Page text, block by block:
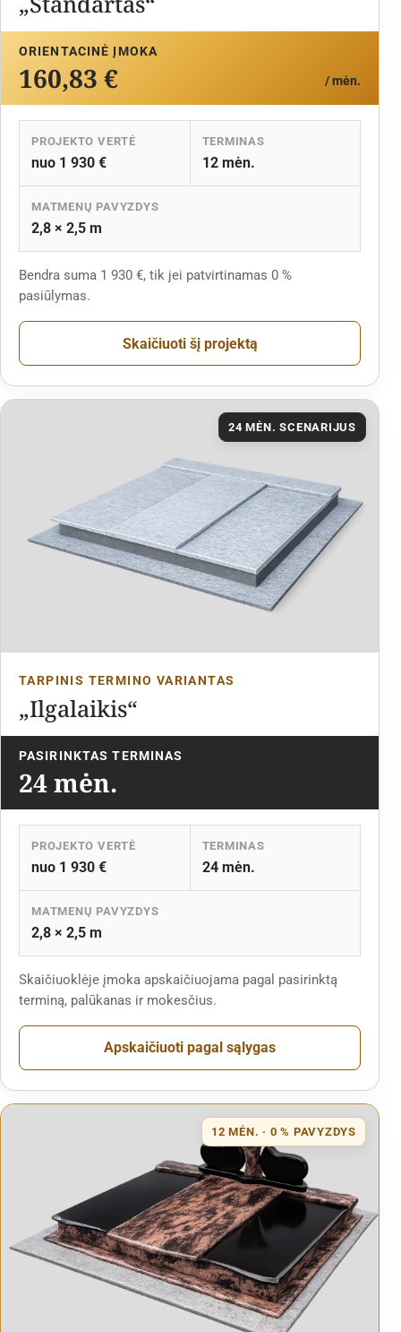
ORIENTACINĖ ĮMOKA
160,83 € / mėn.
PROJEKTO VERTĖ
nuo 1 930 €
TERMINAS
12 mėn.
MATMENŲ PAVYZDYS
2,8 × 2,5 m
Bendra suma 1 930 €, tik jei patvirtinamas 0 %
pasiūlymas.
Skaičiuoti šį projektą
24 MĖN. SCENARIJUS
TARPINIS TERMINO VARIANTAS
„Ilgalaikis“
PASIRINKTAS TERMINAS
24 mėn.
PROJEKTO VERTĖ
nuo 1 930 €
TERMINAS
24 mėn.
MATMENŲ PAVYZDYS
2,8 × 2,5 m
Skaičiuoklėje įmoka apskaičiuojama pagal pasirinktą
terminą, palūkanas ir mokesčius.
Apskaičiuoti pagal sąlygas
12 MĖN. · 0 % PAVYZDYS